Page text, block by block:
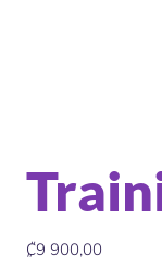
Precio
₡9 900,00